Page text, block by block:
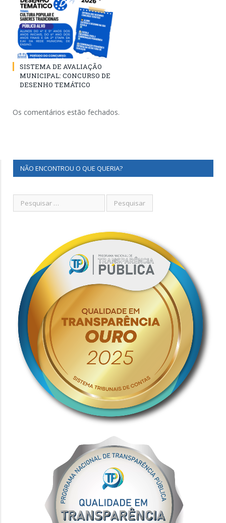
SISTEMA DE AVALIAÇÃO
MUNICIPAL: CONCURSO DE
DESENHO TEMÁTICO
Os comentários estão fechados.
NÃO ENCONTROU O QUE QUERIA?